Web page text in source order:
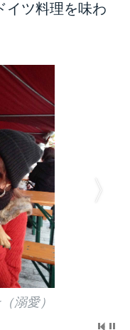
イツ料理を味わ
溺愛）